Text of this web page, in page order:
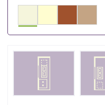
порядке
условиях
персональных